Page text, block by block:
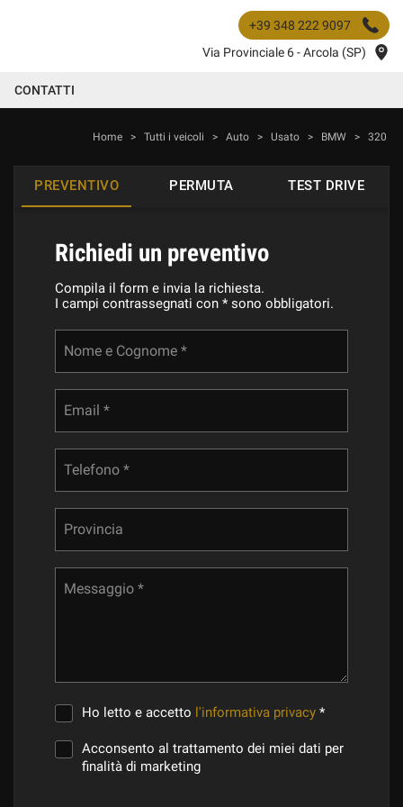
+39 348 222 9097
Via Provinciale 6 - Arcola (SP)
CONTATTI
Home > Tutti i veicoli > Auto > Usato > BMW > 320
PREVENTIVO PERMUTA TEST DRIVE
Richiedi un preventivo
Compila il form e invia la richiesta.
I campi contrassegnati con * sono obbligatori.
Nome e Cognome *
Email *
Telefono *
Provincia
Messaggio *
Ho letto e accetto l'informativa privacy *
Acconsento al trattamento dei miei dati per
finalità di marketing